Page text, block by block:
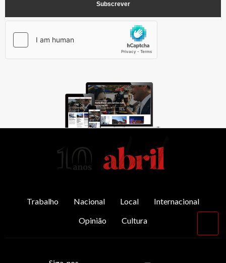
Trabalho Nacional Local
Internacional
Opinião
Cultura